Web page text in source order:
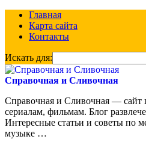
Главная
Карта сайта
Контакты
Искать для:
Справочная и Сливочная
Справочная и Сливочная — сайт
сериалам, фильмам. Блог
Интересные статьи и советы по
музыке …